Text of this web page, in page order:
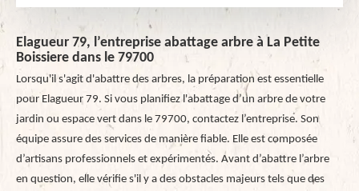
Elagueur 79, l’entreprise abattage arbre à La Petite
Boissiere dans le 79700
Lorsqu'il s'agit d'abattre des arbres, la préparation est essentielle
pour Elagueur 79. Si vous planifiez l'abattage d’un arbre de votre
jardin ou espace vert dans le 79700, contactez l’entreprise. Son
équipe assure des services de manière fiable. Elle est composée
d’artisans professionnels et expérimentés. Avant d’abattre l’arbre
en question, elle vérifie s'il y a des obstacles majeurs tels que des